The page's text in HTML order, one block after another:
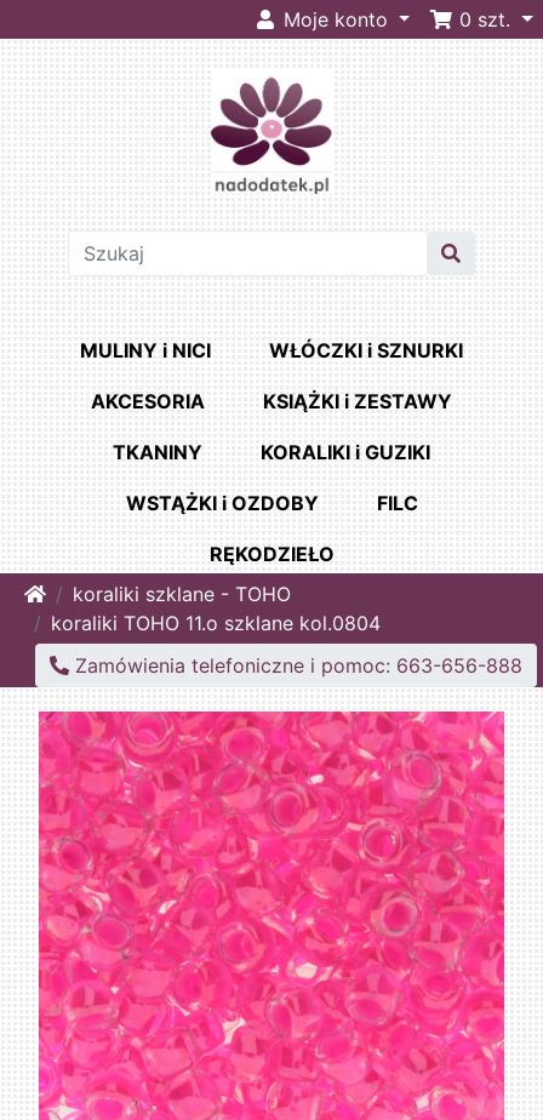
Moje konto 0 szt.
MULINY i NICI WŁÓCZKI i SZNURKI
AKCESORIA KSIĄŻKI i ZESTAWY
TKANINY KORALIKI i GUZIKI
WSTĄŻKI i OZDOBY FILC
RĘKODZIEŁO
Homekoraliki szklane - TOHO
koraliki TOHO 11.o szklane kol.0804
Zamówienia telefoniczne i pomoc: 663-656-888